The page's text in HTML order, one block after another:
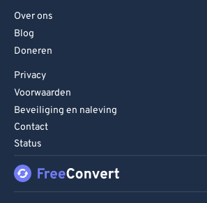
Over ons
Blog
Doneren
Privacy
Voorwaarden
Beveiliging en naleving
Contact
Status